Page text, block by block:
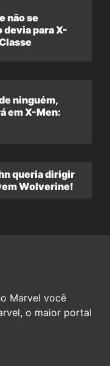
não se
devia para X-
ninguém,
em X-Men:
queria dirigir
Wolverine!
Marvel você
o maior portal